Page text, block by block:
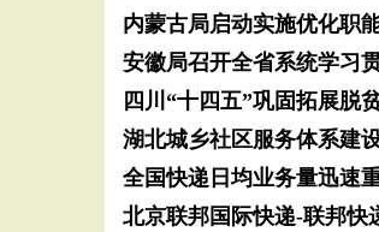
内蒙古局启动实施优化职
安徽局召开全省系统学习
四川“十四五”巩固拓展脱
湖北城乡社区服务体系建
全国快递日均业务量迅速
北京联邦国际快递-联邦快